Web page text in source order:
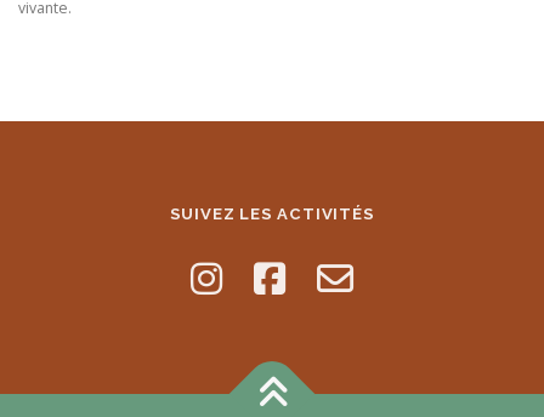
vivante.
SUIVEZ LES ACTIVITÉS